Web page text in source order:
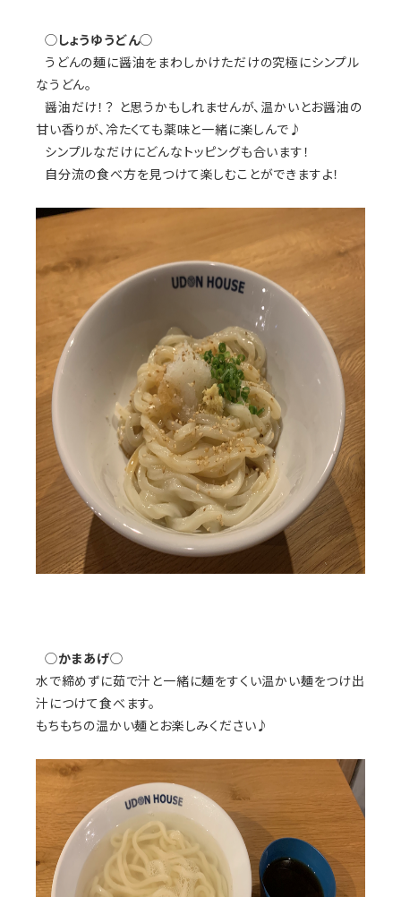
◯しょうゆうどん◯
うどんの麺に醤油をまわしかけただけの究極にシンプル
なうどん。
醤油だけ！？ と思うかもしれませんが、温かいとお醤油の
甘い香りが、冷たくても薬味と一緒に楽しんで♪
シンプルなだけにどんなトッピングも合います！
自分流の食べ方を見つけて楽しむことができますよ！
◯かまあげ◯
水で締めずに茹で汁と一緒に麺をすくい温かい麺をつけ出
汁につけて食べます。
もちもちの温かい麺とお楽しみください♪